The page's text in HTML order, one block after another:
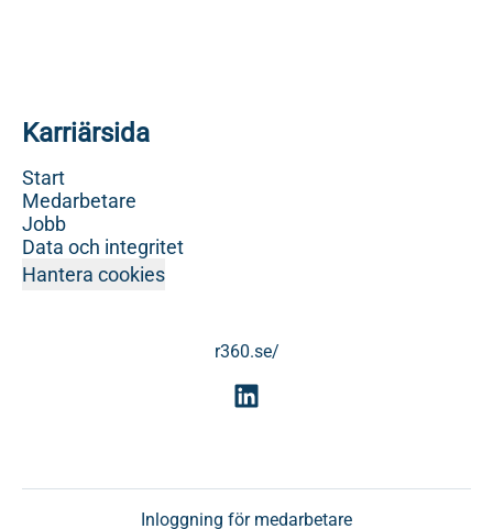
Karriärsida
Start
Medarbetare
Jobb
Data och integritet
Hantera cookies
r360.se/
Inloggning för medarbetare